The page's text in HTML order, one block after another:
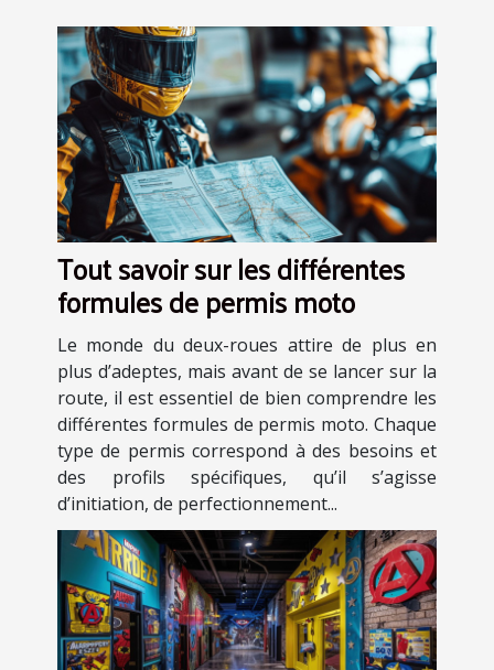
Tout savoir sur les différentes
formules de permis moto
Le monde du deux-roues attire de plus en
plus d’adeptes, mais avant de se lancer sur la
route, il est essentiel de bien comprendre les
différentes formules de permis moto. Chaque
type de permis correspond à des besoins et
des profils spécifiques, qu’il s’agisse
d’initiation, de perfectionnement...